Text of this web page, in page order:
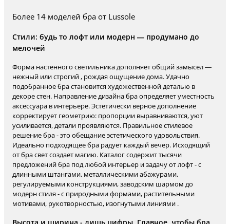
Более 14 моделей бра от Lussole
Стили: будь то лофт или модерн — продумано до
мелочей
Форма настенного светильника дополняет общий замысел —
нежный или строгий , рождая ощущение дома. Удачно
подобранное бра становится художественной деталью в
декоре стен. Направление дизайна бра определяет уместность
аксессуара в интерьере. Эстетически верное дополнение
корректирует геометрию: пропорции выравниваются, уют
усиливается, детали проявляются. Правильное стилевое
решение бра - это обещание эстетического удовольствия.
Идеально подходящее бра радует каждый вечер. Исходящий
от бра свет создает магию. Каталог содержит тысячи
предложений бра под любой интерьер и задачу от лофт - с
длинными штангами, металлическими абажурами,
регулируемыми конструкциями, заводским шармом до
модерн стиля - с природными формами, растительными
мотивами, рукотворностью, изогнутыми линиями .